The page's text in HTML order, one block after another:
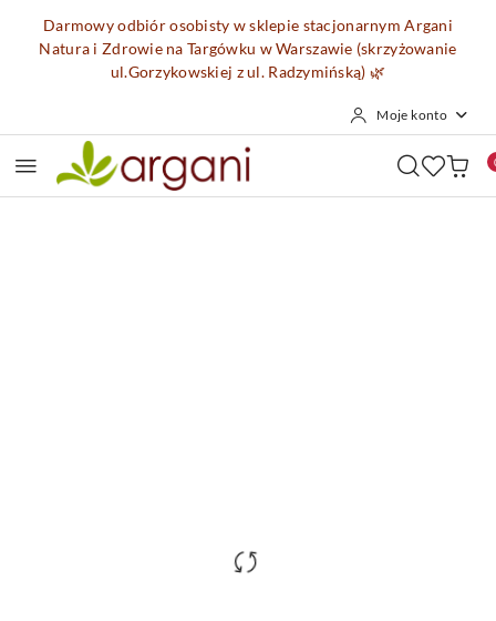
Przejdź do treści głównej
Przejdź do wyszukiwarki
Przejdź do moje konto
Przejdź do menu głównego
Przejdź do opisu produktu
Przejdź do stopki
Darmowy odbiór osobisty w sklepie stacjonarnym Argani
Natura i Zdrowie na Targówku w Warszawie (skrzyżowanie
ul.Gorzykowskiej z ul. Radzymińską) 🌿
Moje konto